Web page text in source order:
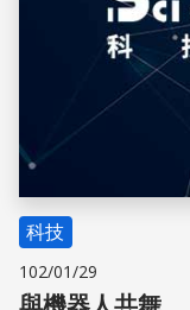
科技
102/01/29